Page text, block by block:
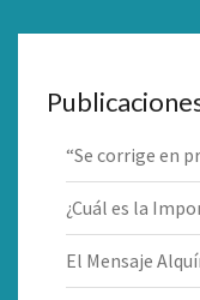
“Se corrige en
¿Cuál es la
El Mensaje